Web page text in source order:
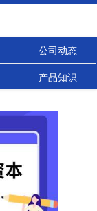
公司动态
产品知识